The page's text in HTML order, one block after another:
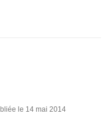
le 14 mai 2014